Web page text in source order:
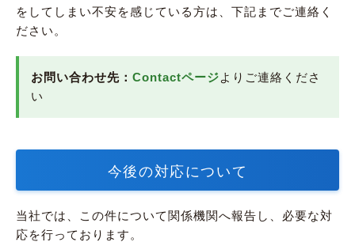
をしてしまい不安を感じている方は、下記までご連絡く
ださい。
お問い合わせ先： Contactページよりご連絡くださ
い
今後の対応について
当社では、この件について関係機関へ報告し、必要な対
応を行っております。